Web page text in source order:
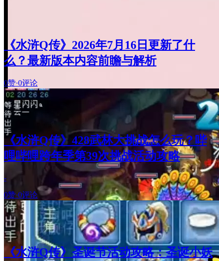
《水浒Q传》2026年7月16日更新了什
么？最新版本内容前瞻与解析
0赞·0评论
《水浒Q传》428武林大挑战怎么玩？哔
哩哔哩跨年季第39次挑战活动攻略
-
0赞·0评论
《水浒Q传》圣诞节活动攻略：圣诞小妖